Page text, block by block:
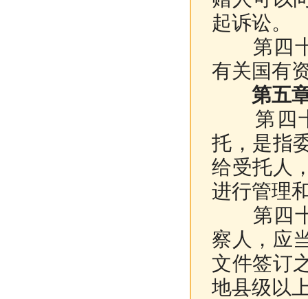
起诉讼。
第四十
有关国有
第五章
第四十
托，是指
给受托人
进行管理
第四十
察人，应
文件签订
地县级以